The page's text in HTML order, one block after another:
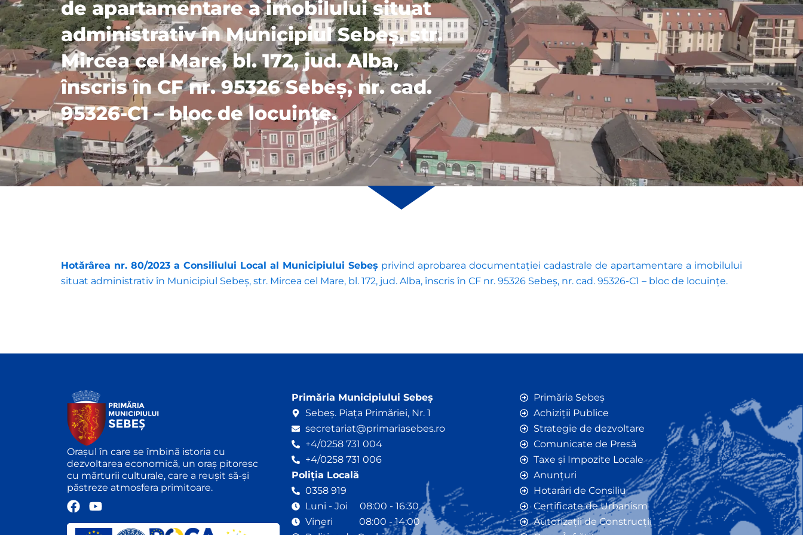
de apartamentare a imobilului situat
administrativ în Municipiul Sebeș, str.
Mircea cel Mare, bl. 172, jud. Alba,
înscris în CF nr. 95326 Sebeș, nr. cad.
95326-C1 – bloc de locuințe.
Hotărârea nr. 80/2023 a Consiliului Local al Municipiului Sebeș privind aprobarea documentației cadastrale de apartamentare a imobilului
situat administrativ în Municipiul Sebeș, str. Mircea cel Mare, bl. 172, jud. Alba, înscris în CF nr. 95326 Sebeș, nr. cad. 95326-C1 – bloc de locuințe.
Orașul în care se îmbină istoria cu
dezvoltarea economică, un oraș pitoresc
cu mărturii culturale, care a reușit să-și
păstreze atmosfera primitoare.
F
Y
Primăria Municipiului Sebeș
Sebeș. Piața Primăriei, Nr. 1
secretariat@primariasebes.ro
+4/0258 731 004
+4/0258 731 006
Poliția Locală
0358 919
Luni - Joi 08:00 - 16:30
Vineri 08:00 - 14:00
Primăria Sebeș
Achiziții Publice
Strategie de dezvoltare
Comunicate de Presă
Taxe și Impozite Locale
Anunțuri
Hotarâri de Consiliu
Certificate de Urbanism
Autorizații de Construcții